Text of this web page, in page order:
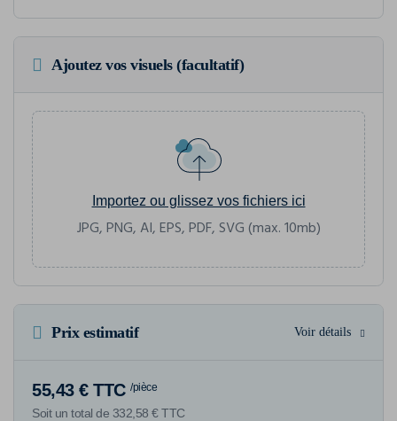
Ajoutez vos visuels (facultatif)
Importez ou glissez vos fichiers ici
JPG, PNG, AI, EPS, PDF, SVG (max. 10mb)
Prix estimatif Voir détails
55,43 € TTC /pièce
Soit un total de 332,58 € TTC